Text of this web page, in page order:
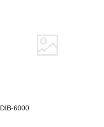
DIB-6000